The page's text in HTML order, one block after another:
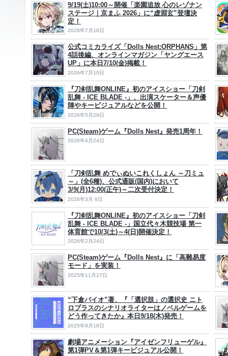
9/19(土)10:00～開催「楽園追放 心のレゾナン
ステージ｜京まふ 2026」に“虚淵玄”登壇決
定！
2026年7月16日
公式コミカライズ「Dolls Nest:ORPHANS」第
4話後編、オンラインマガジン「ヤングエース
UP」に本日7/10(金)掲載！
2026年7月10日
『刀剣乱舞ONLINE』初のアイスショー「刀剣
乱舞 - ICE BLADE -」、出演スケーター＆声優
陣やキービジュアルなどを公開！
2026年5月29日
PC(Steam)ゲーム『Dolls Nest』発売1周年！
2026年4月24日
「刀剣乱舞 めでぃぬいこれくしょん ～刀ミュ
～」(全6種)、公式通販(国内)において
3/9(月)12:00(正午)～二次受付決定！
2026年3月 6日
『刀剣乱舞ONLINE』初のアイスショー「刀剣
乱舞 - ICE BLADE -」国立代々木競技場 第一
体育館で10/3(土)～4(日)開催決定！
2026年2月24日
PC(Steam)ゲーム『Dolls Nest』に「高難易度
モード」を実装！
2025年11月27日
“下倉バイオ”著、『「選択肢」の選択史 ニト
ロプラスのシナリオライターはノベルゲームを
どう作ってきたか』本日9/18(木)発売！
2025年9月18日
劇場アニメーション『アイゼンフリューゲル』
第1弾PV＆第1弾キービジュアル公開！